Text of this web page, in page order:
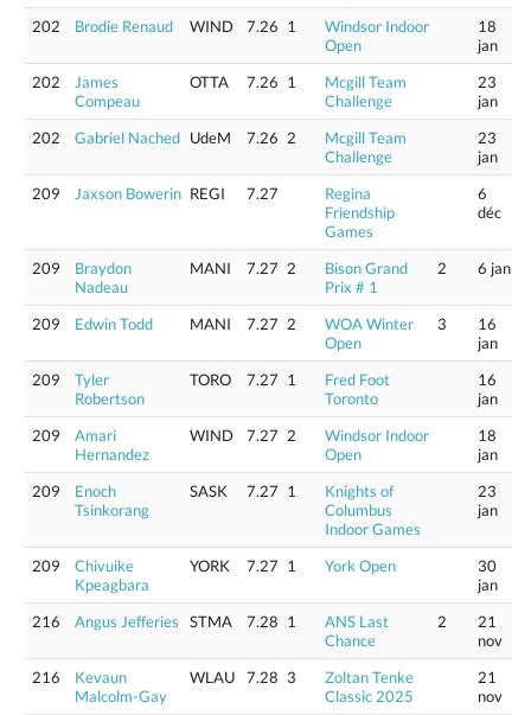
202 Brodie Renaud WIND 7.26 1
Windsor Indoor
Open
18
jan
202
James
Compeau
OTTA 7.26 1
Mcgill Team
Challenge
23
jan
202
Gabriel Nached UdeM 7.26 2
Mcgill Team
Challenge
23
jan
209
Jaxson Bowerin REGI 7.27
Regina
Friendship
Games
6
déc
209
Braydon
Nadeau
MANI 7.27 2
Bison Grand
Prix # 1
2 6 jan
209 Edwin Todd MANI 7.27 2
WOA Winter
Open
3
16
jan
209
Tyler
Robertson
TORO 7.27 1
Fred Foot
Toronto
16
jan
209
Amari
Hernandez
WIND 7.27 2
Windsor Indoor
Open
18
jan
209
Enoch
Tsinkorang
SASK 7.27 1
Knights of
Columbus
Indoor Games
23
jan
209
Chivuike
Kpeagbara
YORK 7.27 1 York Open
30
jan
216
Angus Jefferies STMA 7.28 1
ANS Last
Chance
2
21
nov
216
Kevaun
Malcolm-Gay
WLAU 7.28 3
Zoltan Tenke
Classic 2025
21
nov